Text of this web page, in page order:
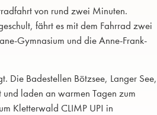
von rund zwei Minuten.
fährt es mit dem Fahrrad zwei
Gymnasium und die Anne-Frank-
Die Badestellen Bötzsee, Langer See,
und laden an warmen Tagen zum
Kletterwald CLIMP UP! in